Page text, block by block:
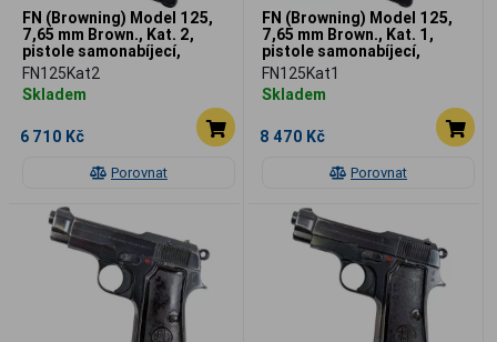
Porovnat
FN (Browning) Model 125,
7,65 mm Brown., Kat. 2,
pistole samonabíjecí,
použitá
FN125Kat2
Skladem
6 710 Kč
Porovnat
FN (Browning) Model 125,
7,65 mm Brown., Kat. 1,
pistole samonabíjecí,
použitá
FN125Kat1
Skladem
8 470 Kč